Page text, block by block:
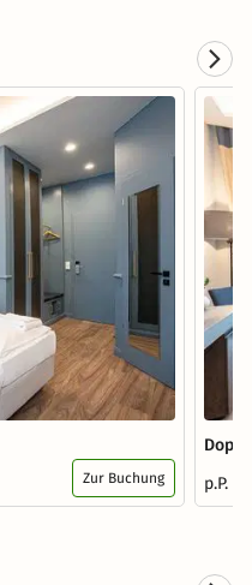
Zur Buchung
p.P.